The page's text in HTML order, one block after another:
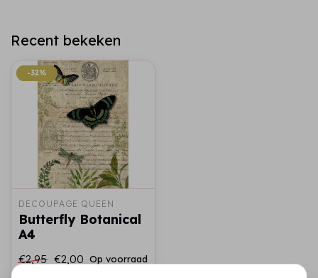
Recent bekeken
-32%
-32%
DECOUPAGE QUEEN
Butterfly Botanical
A4
€2,95 €2,00 Op voorraad